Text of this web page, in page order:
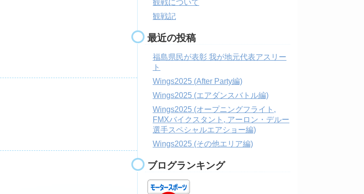
観戦について
観戦記
最近の投稿
福島県民が表彰 我が地元代表アスリー
ト
Wings2025 (After Party編)
Wings2025 (エアダンスバトル編)
Wings2025 (オープニングフライト,
FMXバイクスタント, アーロン・デルー
選手スペシャルエアショー編)
Wings2025 (その他エリア編)
ブログランキング